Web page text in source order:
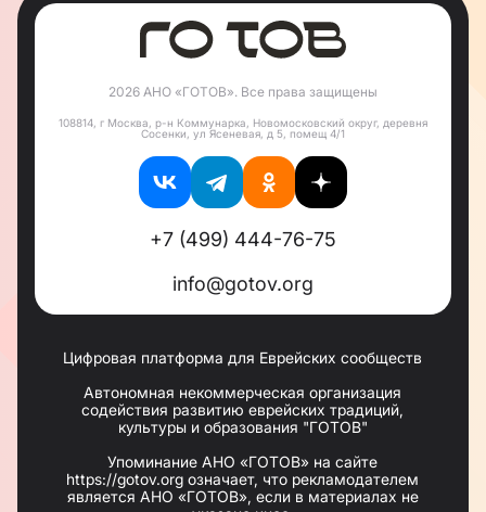
2026 АНО «ГОТОВ». Все права защищены
108814, г Москва, р-н Коммунарка, Новомосковский округ, деревня
Сосенки, ул Ясеневая, д 5, помещ 4/1
+7 (499) 444-76-75
info@gotov.org
Цифровая платформа для Еврейских сообществ
Автономная некоммерческая организация
содействия развитию еврейских традиций,
культуры и образования "ГОТОВ"
Упоминание АНО «ГОТОВ» на сайте
https://gotov.org означает, что рекламодателем
является АНО «ГОТОВ», если в материалах не